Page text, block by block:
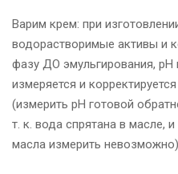
Варим крем: при
водорастворимые активы и
фазу ДО эмульгирования,
измеряется и
(измерить рН готовой
т. к. вода спрятана в масле,
масла измерить невозможно).